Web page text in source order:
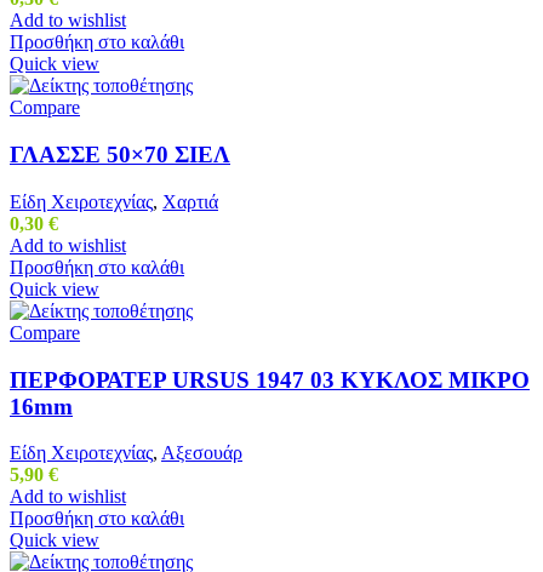
Add to wishlist
Προσθήκη στο καλάθι
Quick view
Compare
ΓΛΑΣΣΕ 50×70 ΣΙΕΛ
Είδη Χειροτεχνίας, Χαρτιά
0,30 €
Add to wishlist
Προσθήκη στο καλάθι
Quick view
Compare
ΠΕΡΦΟΡΑΤΕΡ URSUS 1947 03 ΚΥΚΛΟΣ ΜΙΚΡΟ
16mm
Είδη Χειροτεχνίας, Αξεσουάρ
5,90 €
Add to wishlist
Προσθήκη στο καλάθι
Quick view